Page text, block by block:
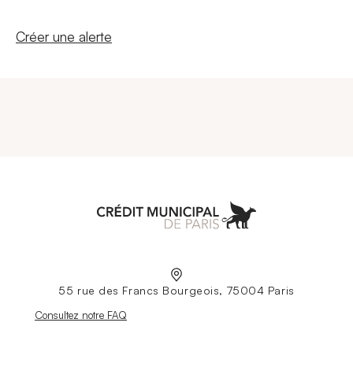
Nouvelle fenêtre
Créer une alerte
55 rue des Francs Bourgeois, 75004 Paris
Nouvelle fenêtre
Consultez notre FAQ